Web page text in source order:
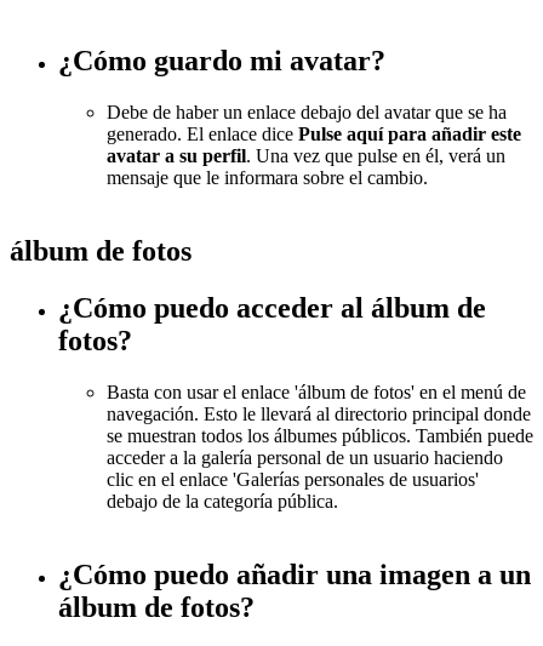
¿Cómo guardo mi avatar?
Debe de haber un enlace debajo del avatar que se ha
generado. El enlace dice Pulse aquí para añadir este
avatar a su perfil. Una vez que pulse en él, verá un
mensaje que le informara sobre el cambio.
álbum de fotos
¿Cómo puedo acceder al álbum de
fotos?
Basta con usar el enlace 'álbum de fotos' en el menú de
navegación. Esto le llevará al directorio principal donde
se muestran todos los álbumes públicos. También puede
acceder a la galería personal de un usuario haciendo
clic en el enlace 'Galerías personales de usuarios'
debajo de la categoría pública.
¿Cómo puedo añadir una imagen a un
álbum de fotos?